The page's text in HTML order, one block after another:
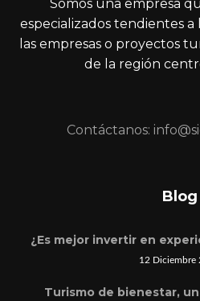
Somos una empresa
especializados tendientes
las empresas o proyectos
de la región
Contáctanos:
Blog
¿Es mejor invertir en
12 Diciembre
Turismo de bienestar,